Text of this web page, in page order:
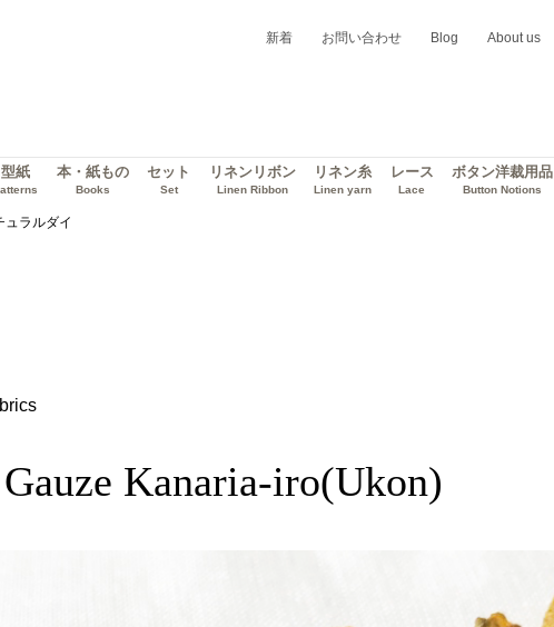
About us
Blog
お問い合わせ
新着
型紙 本・紙もの
Books
セット
Set
リネンリボン
Linen Ribbon
リネン糸
Linen yarn
レース
Lace
ボタン洋裁用品
Button Notions
ュラルダイ
Kanaria-iro(Ukon)